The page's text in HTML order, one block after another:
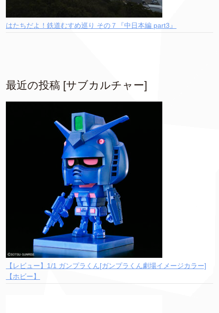
はたちだよ！鉄道むすめ巡り その７『中日本編 part3』
最近の投稿 [サブカルチャー]
【レビュー】1/1 ガンプラくん[ガンプラくん劇場イメージカラー]
【ホビー】